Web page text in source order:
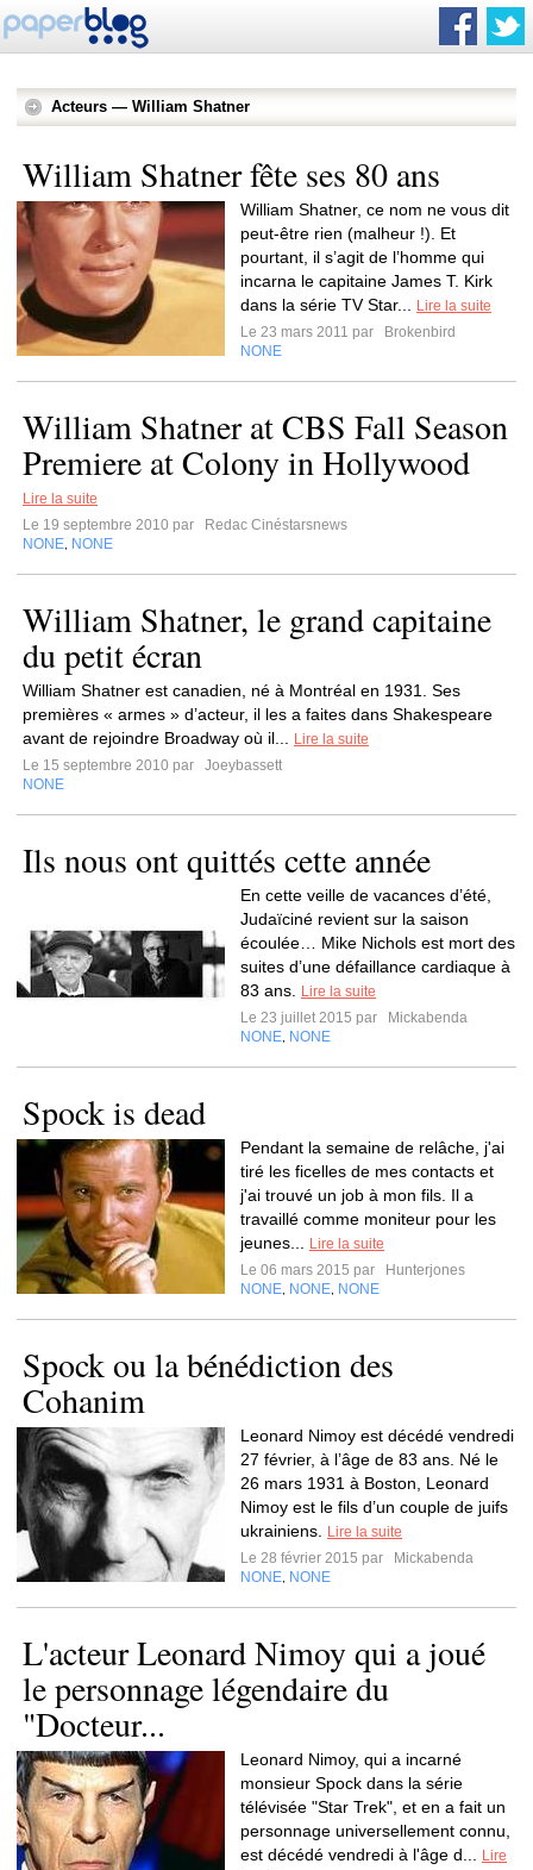
Acteurs — William Shatner
William Shatner fête ses 80 ans
William Shatner, ce nom ne vous dit
peut-être rien (malheur !). Et
pourtant, il s’agit de l’homme qui
incarna le capitaine James T. Kirk
dans la série TV Star...
Lire la suite
Le 23 mars 2011 par
Brokenbird
NONE
William Shatner at CBS Fall Season
Premiere at Colony in Hollywood
Lire la suite
Le 19 septembre 2010 par
Redac Cinéstarsnews
NONE NONE
William Shatner, le grand capitaine
du petit écran
William Shatner est canadien, né à Montréal en 1931. Ses
premières « armes » d’acteur, il les a faites dans Shakespeare
avant de rejoindre Broadway où il...
Lire la suite
Le 15 septembre 2010 par
Joeybassett
NONE
Ils nous ont quittés cette année
En cette veille de vacances d’été,
Judaïciné revient sur la saison
écoulée… Mike Nichols est mort des
suites d’une défaillance cardiaque à
83 ans.
Lire la suite
Le 23 juillet 2015 par
Mickabenda
NONE NONE
Spock is dead
Pendant la semaine de relâche, j'ai
tiré les ficelles de mes contacts et
j'ai trouvé un job à mon fils. Il a
travaillé comme moniteur pour les
jeunes...
Lire la suite
Le 06 mars 2015 par
Hunterjones
NONE NONE NONE
Spock ou la bénédiction des
Cohanim
Leonard Nimoy est décédé vendredi
27 février, à l’âge de 83 ans. Né le
26 mars 1931 à Boston, Leonard
Nimoy est le fils d’un couple de juifs
ukrainiens.
Lire la suite
Le 28 février 2015 par
Mickabenda
NONE NONE
L'acteur Leonard Nimoy qui a joué
le personnage légendaire du
"Docteur...
Leonard Nimoy, qui a incarné
monsieur Spock dans la série
télévisée "Star Trek", et en a fait un
personnage universellement connu,
est décédé vendredi à l'âge d...
Lire